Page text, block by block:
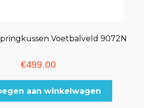
Voetbalveld 9072N
€499.00
aan winkelwagen